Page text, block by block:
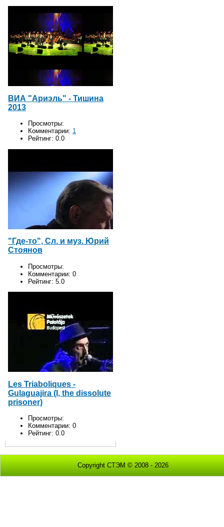
ВИА "Ариэль" - Тишина
2013
Просмотры:
Комментарии: 1
Рейтинг: 0.0
"Где-то", Сл. и муз. Юрий
Стоянов
Просмотры:
Комментарии: 0
Рейтинг: 5.0
Les Triaboliques -
Gulaguajira (I, the dissolute
prisoner)
Просмотры:
Комментарии: 0
Рейтинг: 0.0
Copyright СТЭМ © 2008 - 2026